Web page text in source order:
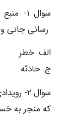
سوال
رسانی جانی
ج.
سوال ۲-
که منجر به